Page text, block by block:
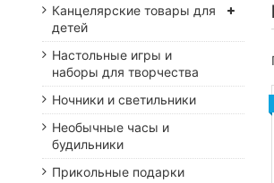
Канцелярские товары для
детей
Настольные игры и
наборы для творчества
Ночники и светильники
Необычные часы и
будильники
Прикольные подарки